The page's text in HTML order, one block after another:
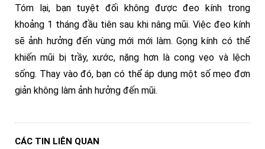
Tóm lại, bạn tuyệt đối không được đeo kính trong
khoảng 1 tháng đầu tiên sau khi nâng mũi. Việc đeo kính
sẽ ảnh hưởng đến vùng mới mới làm. Gọng kính có thể
khiến mũi bị trầy, xước, nặng hơn là cong vẹo và lệch
sống. Thay vào đó, bạn có thể áp dụng một số mẹo đơn
giản không làm ảnh hưởng đến mũi.
CÁC TIN LIÊN QUAN